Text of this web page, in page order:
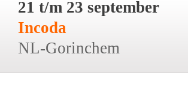
21 t/m 23 september
Incoda
NL-Gorinchem